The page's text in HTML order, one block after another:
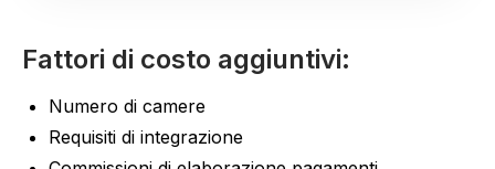
Fattori di costo aggiuntivi:
Numero di camere
Requisiti di integrazione